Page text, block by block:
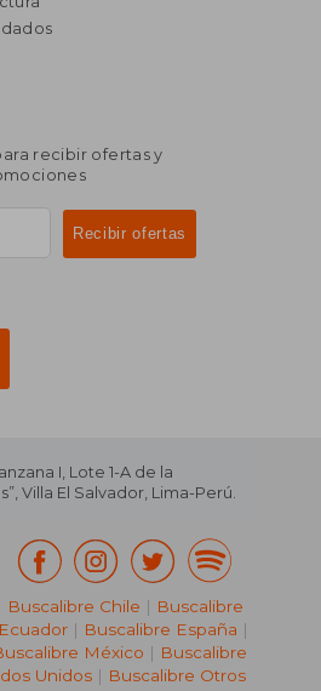
recibir ofertas y
I, Lote 1-A de la
Villa El Salvador, Lima-Perú.
Buscalibre Chile | Buscalibre
| Buscalibre España |
México | Buscalibre
Unidos| Buscalibre Otros